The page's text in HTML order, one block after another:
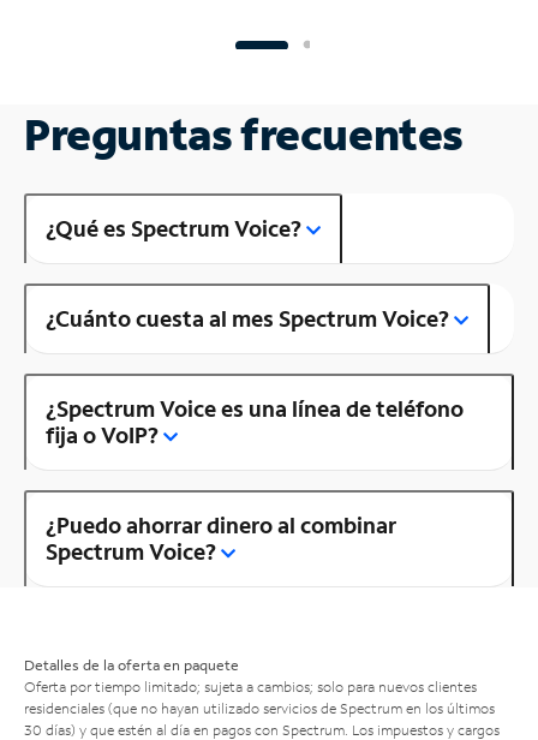
Preguntas frecuentes
¿Qué es Spectrum Voice?
¿Cuánto cuesta al mes Spectrum Voice?
¿Spectrum Voice es una línea de teléfono
fija o VoIP?
¿Puedo ahorrar dinero al combinar
Spectrum Voice?
Detalles de la oferta en paquete
Oferta por tiempo limitado; sujeta a cambios; solo para nuevos clientes
residenciales (que no hayan utilizado servicios de Spectrum en los últimos
30 días) y que estén al día en pagos con Spectrum. Los impuestos y cargos